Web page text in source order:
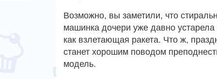
Возможно, вы заметили, что
машинка дочери уже давно
как взлетающая ракета. Что ж,
станет хорошим поводом
модель.